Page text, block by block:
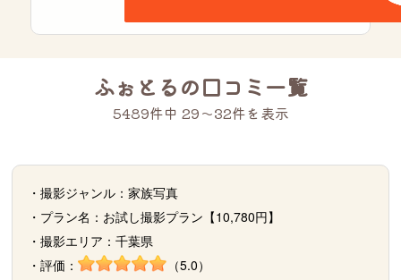
ふぉとるの口コミ一覧
5489件中 29〜32件を表示
・撮影ジャンル：家族写真
・プラン名：お試し撮影プラン【10,780円】
・撮影エリア：千葉県
・評価：
（5.0）